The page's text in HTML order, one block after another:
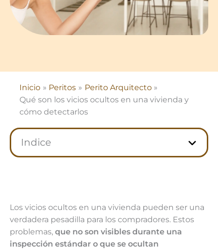
Inicio Peritos
Perito Arquitecto
Qué son los vicios ocultos en una vivienda y
cómo detectarlos
Indice
Los vicios ocultos en una vivienda pueden ser una
verdadera pesadilla para los compradores. Estos
problemas, que no son visibles durante una
inspección estándar o que se ocultan